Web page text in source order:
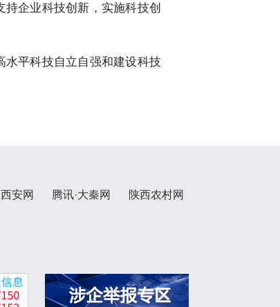
企业科技创新，实施科技创
平科技自立自强和建设科技
西安网 腾讯·大秦网
陕西农村网